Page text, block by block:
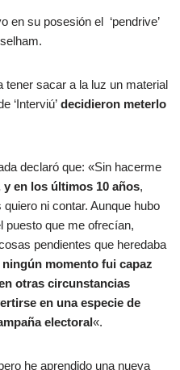
en su posesión el ‘pendrive’
tener sacar a la luz un material
‘Interviú’ decidieron meterlo
declaró que: «Sin hacerme
en los últimos 10 años,
quiero ni contar. Aunque hubo
puesto que me ofrecían,
pendientes que heredaba
ningún momento fui capaz
otras circunstancias
en una especie de
electoral«.
he aprendido una nueva